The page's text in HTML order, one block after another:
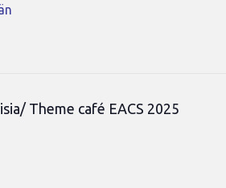
Theme café EACS 2025